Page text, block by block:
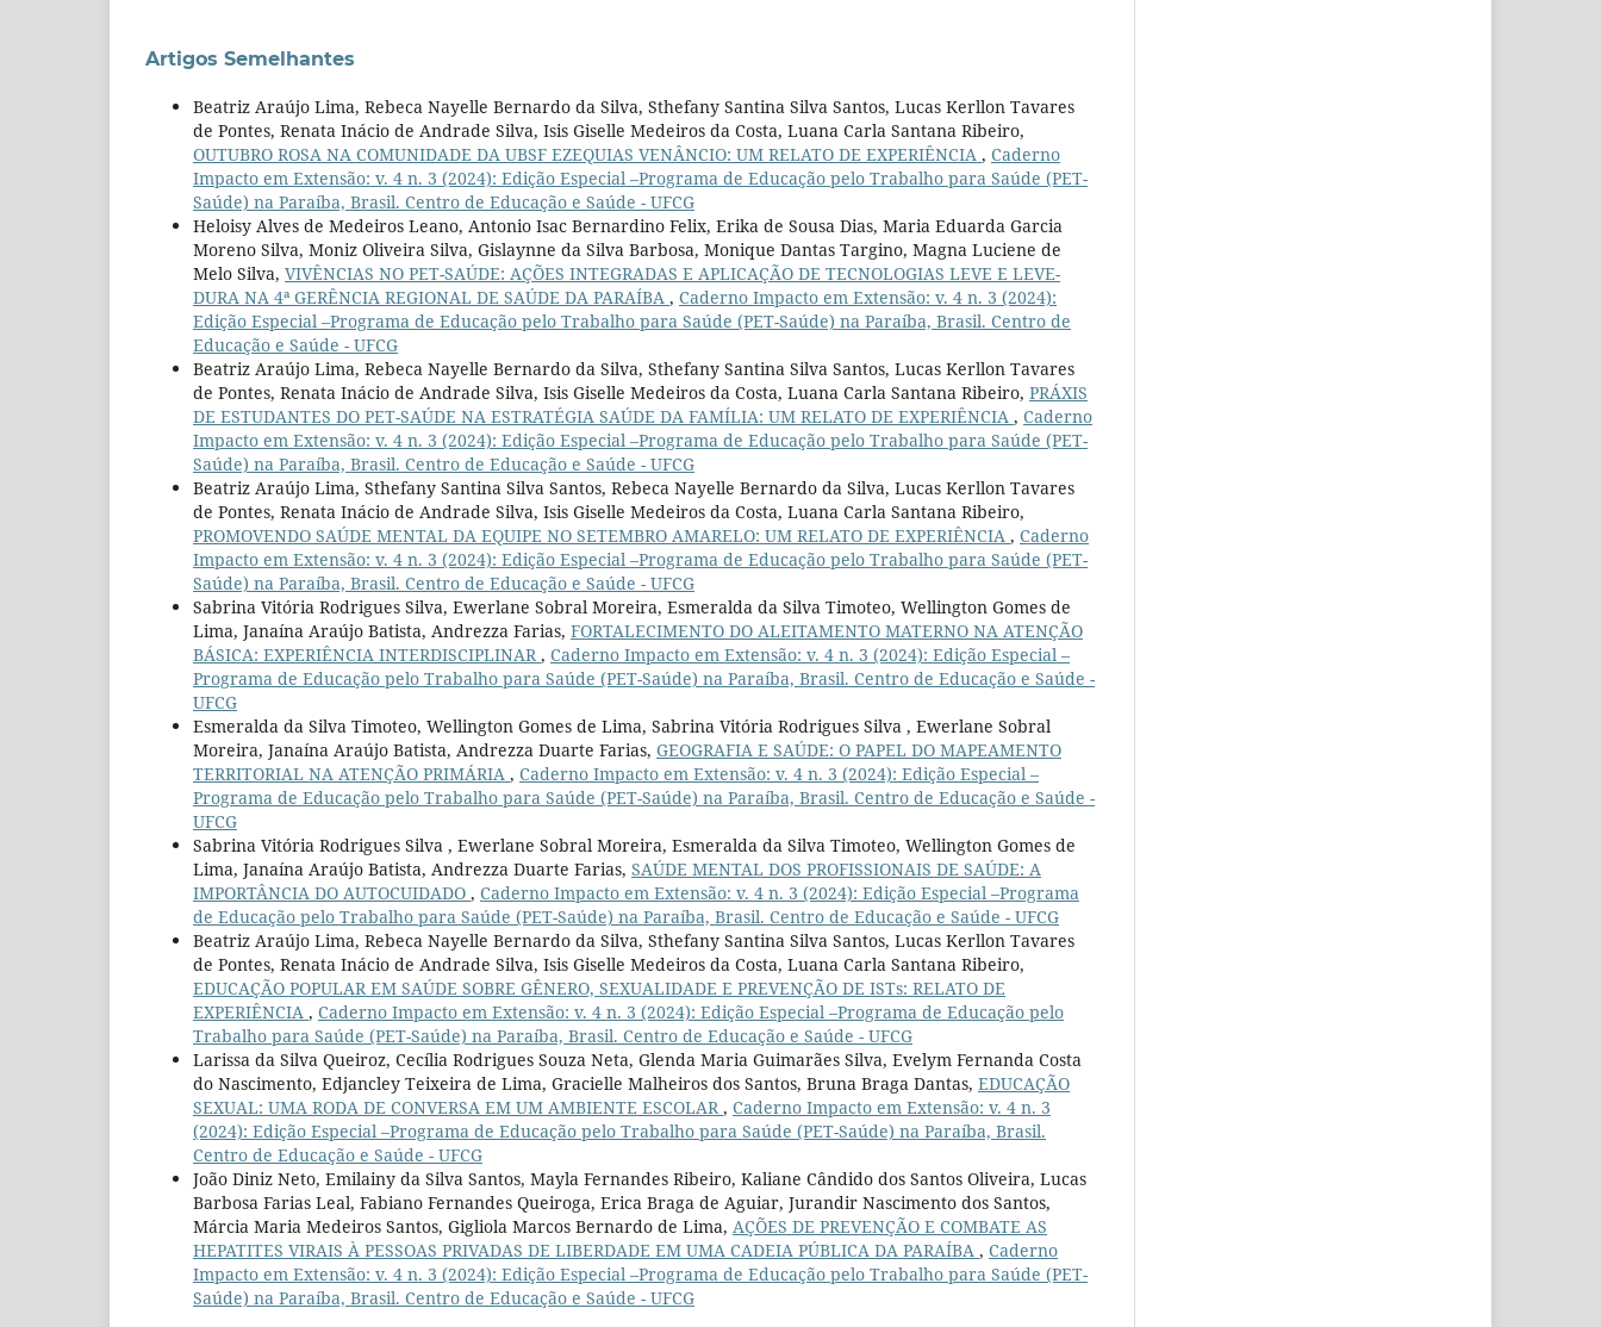
Artigos Semelhantes
Beatriz Araújo Lima, Rebeca Nayelle Bernardo da Silva, Sthefany Santina Silva Santos, Lucas Kerllon Tavares
de Pontes, Renata Inácio de Andrade Silva, Isis Giselle Medeiros da Costa, Luana Carla Santana Ribeiro,
OUTUBRO ROSA NA COMUNIDADE DA UBSF EZEQUIAS VENÂNCIO: UM RELATO DE EXPERIÊNCIA , Caderno
Impacto em Extensão: v. 4 n. 3 (2024): Edição Especial –Programa de Educação pelo Trabalho para Saúde (PET-
Saúde) na Paraíba, Brasil. Centro de Educação e Saúde - UFCG
Heloisy Alves de Medeiros Leano, Antonio Isac Bernardino Felix, Erika de Sousa Dias, Maria Eduarda Garcia
Moreno Silva, Moniz Oliveira Silva, Gislaynne da Silva Barbosa, Monique Dantas Targino, Magna Luciene de
Melo Silva, VIVÊNCIAS NO PET-SAÚDE: AÇÕES INTEGRADAS E APLICAÇÃO DE TECNOLOGIAS LEVE E LEVE-
DURA NA 4ª GERÊNCIA REGIONAL DE SAÚDE DA PARAÍBA , Caderno Impacto em Extensão: v. 4 n. 3 (2024):
Edição Especial –Programa de Educação pelo Trabalho para Saúde (PET-Saúde) na Paraíba, Brasil. Centro de
Educação e Saúde - UFCG
Beatriz Araújo Lima, Rebeca Nayelle Bernardo da Silva, Sthefany Santina Silva Santos, Lucas Kerllon Tavares
de Pontes, Renata Inácio de Andrade Silva, Isis Giselle Medeiros da Costa, Luana Carla Santana Ribeiro, PRÁXIS
DE ESTUDANTES DO PET-SAÚDE NA ESTRATÉGIA SAÚDE DA FAMÍLIA: UM RELATO DE EXPERIÊNCIA , Caderno
Impacto em Extensão: v. 4 n. 3 (2024): Edição Especial –Programa de Educação pelo Trabalho para Saúde (PET-
Saúde) na Paraíba, Brasil. Centro de Educação e Saúde - UFCG
Beatriz Araújo Lima, Sthefany Santina Silva Santos, Rebeca Nayelle Bernardo da Silva, Lucas Kerllon Tavares
de Pontes, Renata Inácio de Andrade Silva, Isis Giselle Medeiros da Costa, Luana Carla Santana Ribeiro,
PROMOVENDO SAÚDE MENTAL DA EQUIPE NO SETEMBRO AMARELO: UM RELATO DE EXPERIÊNCIA , Caderno
Impacto em Extensão: v. 4 n. 3 (2024): Edição Especial –Programa de Educação pelo Trabalho para Saúde (PET-
Saúde) na Paraíba, Brasil. Centro de Educação e Saúde - UFCG
Sabrina Vitória Rodrigues Silva, Ewerlane Sobral Moreira, Esmeralda da Silva Timoteo, Wellington Gomes de
Lima, Janaína Araújo Batista, Andrezza Farias, FORTALECIMENTO DO ALEITAMENTO MATERNO NA ATENÇÃO
BÁSICA: EXPERIÊNCIA INTERDISCIPLINAR , Caderno Impacto em Extensão: v. 4 n. 3 (2024): Edição Especial –
Programa de Educação pelo Trabalho para Saúde (PET-Saúde) na Paraíba, Brasil. Centro de Educação e Saúde -
UFCG
Esmeralda da Silva Timoteo, Wellington Gomes de Lima, Sabrina Vitória Rodrigues Silva , Ewerlane Sobral
Moreira, Janaína Araújo Batista, Andrezza Duarte Farias, GEOGRAFIA E SAÚDE: O PAPEL DO MAPEAMENTO
TERRITORIAL NA ATENÇÃO PRIMÁRIA , Caderno Impacto em Extensão: v. 4 n. 3 (2024): Edição Especial –
Programa de Educação pelo Trabalho para Saúde (PET-Saúde) na Paraíba, Brasil. Centro de Educação e Saúde -
UFCG
Sabrina Vitória Rodrigues Silva , Ewerlane Sobral Moreira, Esmeralda da Silva Timoteo, Wellington Gomes de
Lima, Janaína Araújo Batista, Andrezza Duarte Farias, SAÚDE MENTAL DOS PROFISSIONAIS DE SAÚDE: A
IMPORTÂNCIA DO AUTOCUIDADO , Caderno Impacto em Extensão: v. 4 n. 3 (2024): Edição Especial –Programa
de Educação pelo Trabalho para Saúde (PET-Saúde) na Paraíba, Brasil. Centro de Educação e Saúde - UFCG
Beatriz Araújo Lima, Rebeca Nayelle Bernardo da Silva, Sthefany Santina Silva Santos, Lucas Kerllon Tavares
de Pontes, Renata Inácio de Andrade Silva, Isis Giselle Medeiros da Costa, Luana Carla Santana Ribeiro,
EDUCAÇÃO POPULAR EM SAÚDE SOBRE GÊNERO, SEXUALIDADE E PREVENÇÃO DE ISTs: RELATO DE
EXPERIÊNCIA , Caderno Impacto em Extensão: v. 4 n. 3 (2024): Edição Especial –Programa de Educação pelo
Trabalho para Saúde (PET-Saúde) na Paraíba, Brasil. Centro de Educação e Saúde - UFCG
Larissa da Silva Queiroz, Cecília Rodrigues Souza Neta, Glenda Maria Guimarães Silva, Evelym Fernanda Costa
do Nascimento, Edjancley Teixeira de Lima, Gracielle Malheiros dos Santos, Bruna Braga Dantas, EDUCAÇÃO
SEXUAL: UMA RODA DE CONVERSA EM UM AMBIENTE ESCOLAR , Caderno Impacto em Extensão: v. 4 n. 3
(2024): Edição Especial –Programa de Educação pelo Trabalho para Saúde (PET-Saúde) na Paraíba, Brasil.
Centro de Educação e Saúde - UFCG
João Diniz Neto, Emilainy da Silva Santos, Mayla Fernandes Ribeiro, Kaliane Cândido dos Santos Oliveira, Lucas
Barbosa Farias Leal, Fabiano Fernandes Queiroga, Erica Braga de Aguiar, Jurandir Nascimento dos Santos,
Márcia Maria Medeiros Santos, Gigliola Marcos Bernardo de Lima, AÇÕES DE PREVENÇÃO E COMBATE AS
HEPATITES VIRAIS À PESSOAS PRIVADAS DE LIBERDADE EM UMA CADEIA PÚBLICA DA PARAÍBA , Caderno
Impacto em Extensão: v. 4 n. 3 (2024): Edição Especial –Programa de Educação pelo Trabalho para Saúde (PET-
Saúde) na Paraíba, Brasil. Centro de Educação e Saúde - UFCG